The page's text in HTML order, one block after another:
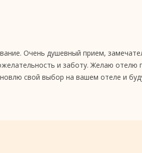
Очень душевный прием,
и заботу. Желаю отелю
свой выбор на вашем отеле и